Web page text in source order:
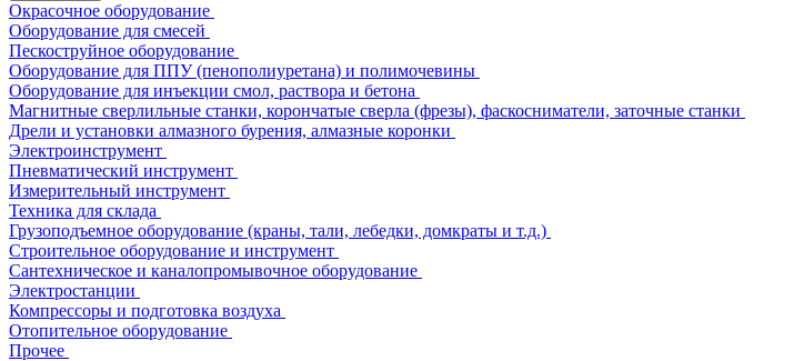
Окрасочное оборудование
Оборудование для смесей
Пескоструйное оборудование
Оборудование для ППУ (пенополиуретана) и полимочевины
Оборудование для инъекции смол, раствора и бетона
Магнитные сверлильные станки, корончатые сверла (фрезы), фаскосниматели, заточные станки
Дрели и установки алмазного бурения, алмазные коронки
Электроинструмент
Пневматический инструмент
Измерительный инструмент
Техника для склада
Грузоподъемное оборудование (краны, тали, лебедки, домкраты и т.д.)
Строительное оборудование и инструмент
Сантехническое и каналопромывочное оборудование
Электростанции
Компрессоры и подготовка воздуха
Отопительное оборудование
Прочее